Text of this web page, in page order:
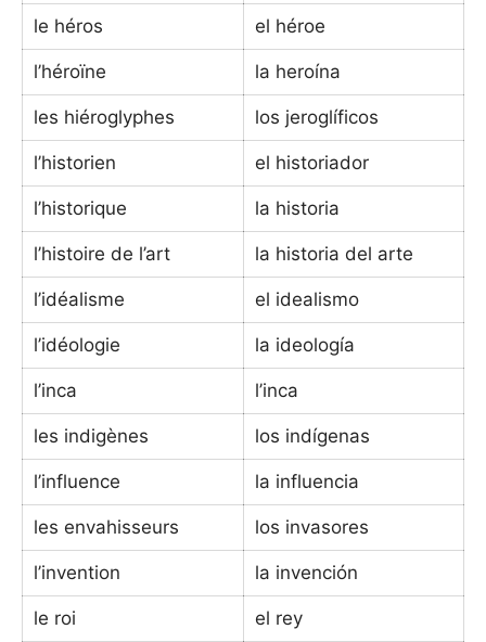
le héros el héroe
l’héroïne la heroína
les hiéroglyphes los jeroglíficos
l’historien el historiador
l’historique la historia
l’histoire de l’art la historia del arte
l’idéalisme el idealismo
l’idéologie la ideología
l’inca l’inca
les indigènes los indígenas
l’influence la influencia
les envahisseurs los invasores
l’invention la invención
le roi el rey